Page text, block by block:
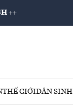
++
THẾ GIỚIDÂN SINH